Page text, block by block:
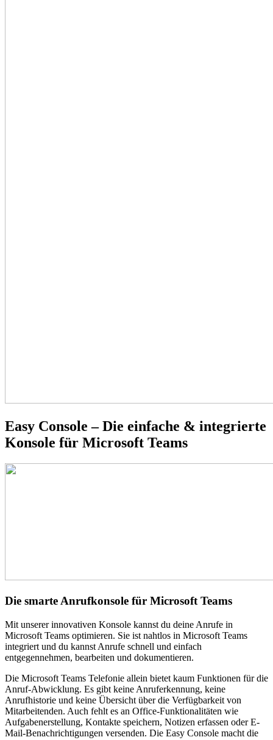
Easy Console – Die einfache & integrierte
Konsole für Microsoft Teams
Die smarte Anrufkonsole für Microsoft Teams
Mit unserer innovativen Konsole kannst du deine Anrufe in
Microsoft Teams optimieren. Sie ist nahtlos in Microsoft Teams
integriert und du kannst Anrufe schnell und einfach
entgegennehmen, bearbeiten und dokumentieren.
Die Microsoft Teams Telefonie allein bietet kaum Funktionen für die
Anruf-Abwicklung. Es gibt keine Anruferkennung, keine
Anrufhistorie und keine Übersicht über die Verfügbarkeit von
Mitarbeitenden. Auch fehlt es an Office-Funktionalitäten wie
Aufgabenerstellung, Kontakte speichern, Notizen erfassen oder E-
Mail-Benachrichtigungen versenden. Die Easy Console macht die